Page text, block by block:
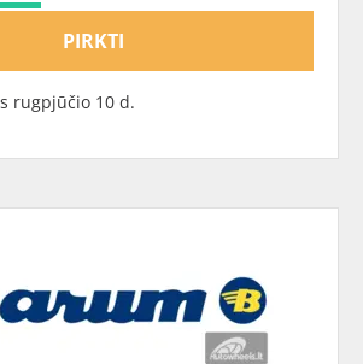
PIRKTI
rugpjūčio 10 d.